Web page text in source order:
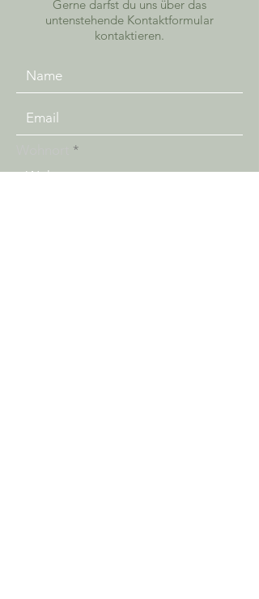
Gerne darfst du uns über das
untenstehende Kontaktformular
kontaktieren.